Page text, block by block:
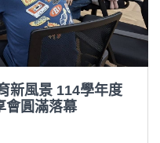
新風景 114學年度
會圓滿落幕